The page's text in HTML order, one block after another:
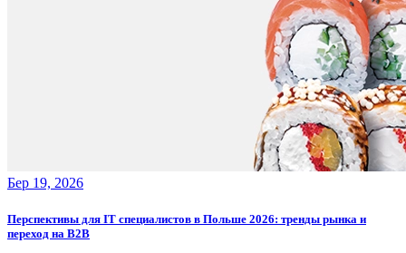
Бер 19, 2026
Перспективы для IT специалистов в Польше 2026: тренды рынка и
переход на B2B